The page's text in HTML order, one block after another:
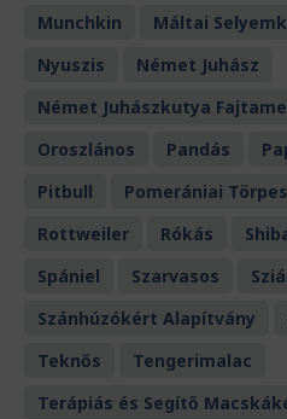
Munchkin
Máltai
Nyuszis
Német Juhász
Német Juhászkutya
Oroszlános
Pandás
Pitbull
Pomerániai
Rottweiler
Rókás
Spániel
Szarvasos
Szánhúzókért Alapítvány
Teknős
Tengerimalac
Terápiás és Segítő